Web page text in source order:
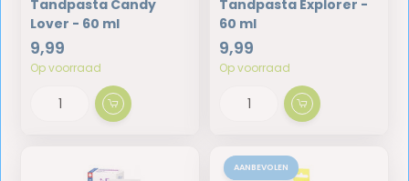
Tandpasta Candy
Lover - 60 ml
9,99
Op voorraad
Tandpasta Explorer -
60 ml
9,99
Op voorraad
AANBEVOLEN